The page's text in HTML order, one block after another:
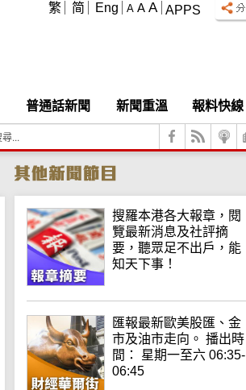
APPS
A A A
繁 简 Eng
普通話新聞 新聞重溫
報料快線
搜羅本港各大報章，閱
覽最新消息及社評摘
要，聽眾足不出戶，能
知天下事！
匯報最新歐美股匯、金
市及油市走向。 播出時
間： 星期一至六 06:35-
06:45